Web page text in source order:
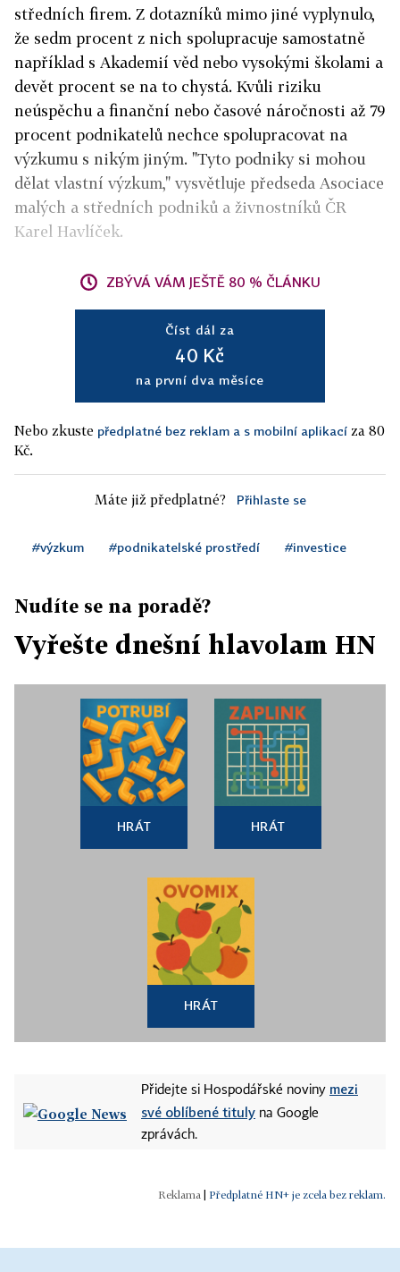
středních firem. Z dotazníků mimo jiné vyplynulo,
že sedm procent z nich spolupracuje samostatně
například s Akademií věd nebo vysokými školami a
devět procent se na to chystá. Kvůli riziku
neúspěchu a finanční nebo časové náročnosti až 79
procent podnikatelů nechce spolupracovat na
výzkumu s nikým jiným. "Tyto podniky si mohou
dělat vlastní výzkum," vysvětluje předseda Asociace
malých a středních podniků a živnostníků ČR
Karel Havlíček.
ZBÝVÁ VÁM JEŠTĚ 80 % ČLÁNKU
Číst dál za
40 Kč
na první dva měsíce
Nebo zkuste předplatné bez reklam a s mobilní aplikací za 80
Kč.
Máte již předplatné? Přihlaste se
#výzkum #podnikatelské prostředí #investice
Nudíte se na poradě?
Vyřešte dnešní hlavolam HN
HRÁT HRÁT
HRÁT
Přidejte si Hospodářské noviny mezi
své oblíbené tituly na Google
zprávách.
Předplatné HN+ je zcela bez reklam.